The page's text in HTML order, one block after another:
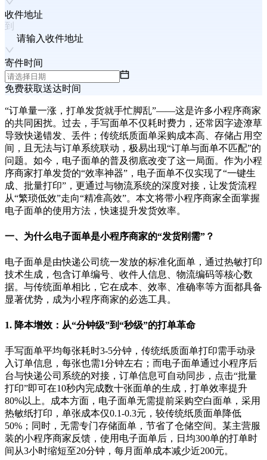
收件地址
请输入收件地址
寄件时间
免费获取送达时间
“订单量一涨，打单发货就手忙脚乱”——这是许多小程序商家
的共同困扰。过去，手写面单不仅耗时费力，还常因字迹潦草
导致快递错发、丢件；传统纸质面单采购成本高、存储占用空
间，且无法与订单系统联动，极易出现“订单与面单不匹配”的
问题。如今，电子面单的普及彻底改变了这一局面。作为小程
序商家打单发货的“效率神器” ，电子面单不仅实现了“一键生
成、批量打印” ，更通过与物流系统的深度对接，让发货流程
从“繁琐低效”走向“精准高效”。本文将带小程序商家全面掌握
电子面单的使用方法，快速提升发货效率。
一、为什么电子面单是小程序商家的“发货刚需” ？
电子面单是由快递公司统一发放的标准化面单，通过热敏打印
技术生成，包含订单编号、收件人信息、物流编码等核心数
据。与传统面单相比，它在成本、效率、准确率等方面都具备
显著优势，成为小程序商家的必选工具。
1. 降本增效：从“分钟级”到“秒级”的打单革命
手写面单平均每张耗时3-5分钟，传统纸质面单打印需手动录
入订单信息，每张也需1分钟左右；而电子面单通过小程序后
台与快递公司系统的对接，订单信息可自动同步，点击“批量
打印”即可在10秒内完成数十张面单的生成，打单效率提升
80%以上。成本方面，电子面单无需提前采购空白面单，采用
热敏纸打印，单张成本仅0.1-0.3元，较传统纸质面单降低
50% ；同时，无需专门存储面单，节省了仓储空间。某主营服
装的小程序商家反馈，使用电子面单后，日均300单的打单时
间从3小时缩短至20分钟，每月面单成本减少近200元。